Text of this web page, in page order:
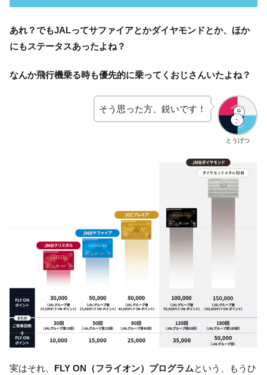
あれ？でもJALってサファイアとかダイヤモンドとか、ほか
にもステータスあったよね？
なんか飛行機乗る時も優先的に乗ってくおじさんいたよね？
とうげつ
そう思った方、鋭いです！
実はそれ、 FLY ON（フライオン）プログラムという、もうひ